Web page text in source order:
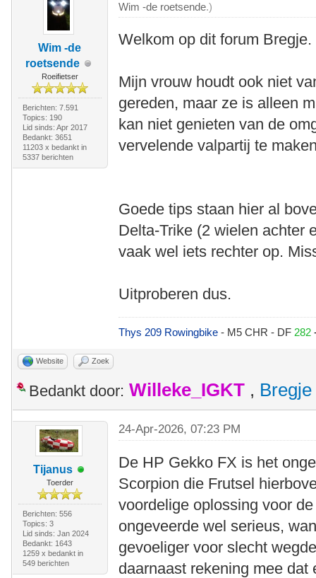
Wim -de
roetsende
Roeifietser
Berichten: 7.591
Topics: 190
Lid sinds: Apr 2017
Bedankt: 3651
11203 x bedankt in
5337 berichten
Wim -de roetsende.)
Welkom op dit forum Bregje.
Mijn vrouw houdt ook niet
gereden, maar ze is alleen
kan niet genieten van de
vervelende valpartij te
Goede tips staan hier al
Delta-Trike (2 wielen achter
vaak wel iets rechter op.
Uitproberen dus.
Thys 209 Rowingbike- M5 CHR - DF 282
Website Zoek
Bedankt door: Willeke_IGKT , Bregje
Tijanus
Toerder
Berichten: 556
Topics: 3
Lid sinds: Jan 2024
Bedankt: 1643
1259 x bedankt in
549 berichten
24-Apr-2026, 07:23 PM
De HP Gekko FX is het
Scorpion die Frutsel
voordelige oplossing voor
ongeveerde wel serieus,
gevoeliger voor slecht
daarnaast rekening mee